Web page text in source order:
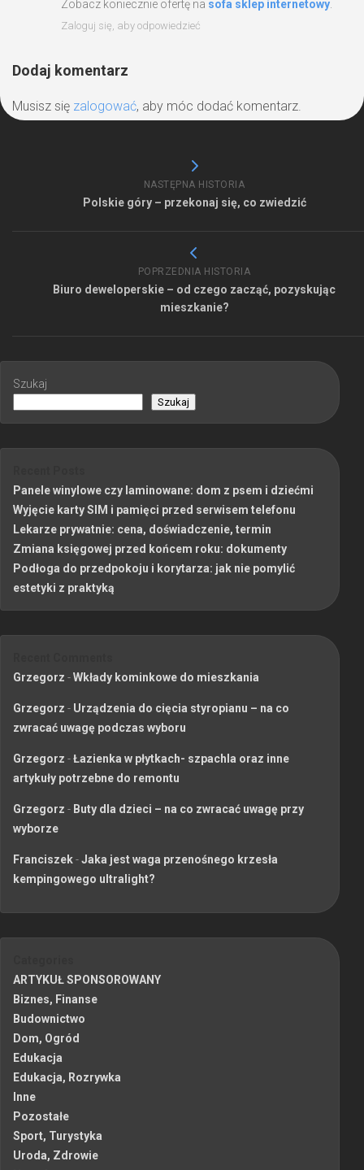
Zobacz koniecznie ofertę na sofa sklep internetowy
Zaloguj się, aby odpowiedzieć
Dodaj komentarz
Musisz się zalogować, aby móc dodać komentarz.
NASTĘPNA HISTORIA
Polskie góry – przekonaj się, co zwiedzić
POPRZEDNIA HISTORIA
Biuro deweloperskie – od czego zacząć, pozyskując
mieszkanie?
Szukaj
Szukaj
Panele winylowe czy laminowane: dom z psem i dziećmi
Wyjęcie karty SIM i pamięci przed serwisem telefonu
Lekarze prywatnie: cena, doświadczenie, termin
Zmiana księgowej przed końcem roku: dokumenty
Podłoga do przedpokoju i korytarza: jak nie pomylić
estetyki z praktyką
Grzegorz -Wkłady kominkowe do mieszkania
Grzegorz - Urządzenia do cięcia styropianu – na co
zwracać uwagę podczas wyboru
Grzegorz -Łazienka w płytkach- szpachla oraz inne
artykuły potrzebne do remontu
Grzegorz - Buty dla dzieci – na co zwracać uwagę przy
wyborze
Franciszek-Jaka jest waga przenośnego krzesła
kempingowego ultralight?
ARTYKUŁ SPONSOROWANY
Biznes, Finanse
Budownictwo
Dom, Ogród
Edukacja
Edukacja, Rozrywka
Inne
Pozostałe
Sport, Turystyka
Uroda, Zdrowie